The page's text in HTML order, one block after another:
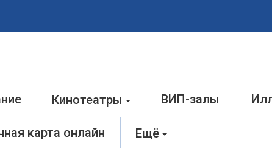
Кинотеатры ВИП-залы
карта онлайн Ещё